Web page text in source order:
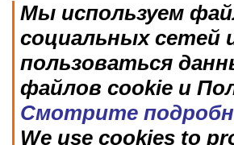
Мы используем
социальных сетей
пользоваться
файлов cookie и
Смотрите
We use cookies to